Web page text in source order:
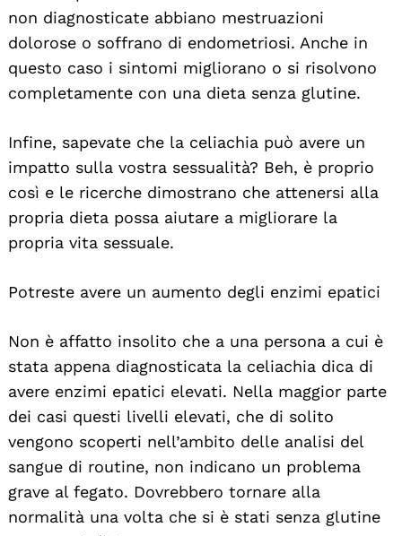
non diagnosticate abbiano mestruazioni
dolorose o soffrano di endometriosi. Anche in
questo caso i sintomi migliorano o si risolvono
completamente con una dieta senza glutine.
Infine, sapevate che la celiachia può avere un
impatto sulla vostra sessualità? Beh, è proprio
così e le ricerche dimostrano che attenersi alla
propria dieta possa aiutare a migliorare la
propria vita sessuale.
Potreste avere un aumento degli enzimi epatici
Non è affatto insolito che a una persona a cui è
stata appena diagnosticata la celiachia dica di
avere enzimi epatici elevati. Nella maggior parte
dei casi questi livelli elevati, che di solito
vengono scoperti nell’ambito delle analisi del
sangue di routine, non indicano un problema
grave al fegato. Dovrebbero tornare alla
normalità una volta che si è stati senza glutine